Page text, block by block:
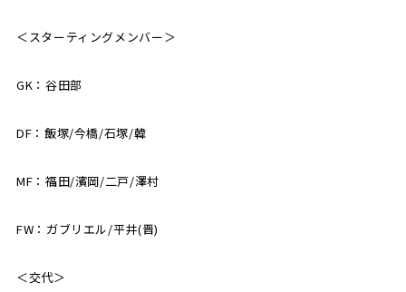
＜スターティングメンバー＞
GK：谷田部
DF：飯塚/今橋/石塚/韓
MF：福田/濱岡/二戸/澤村
FW：ガブリエル/平井(晋)
＜交代＞